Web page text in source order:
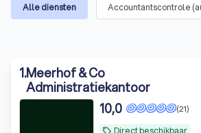
Alle diensten Accountantscontrole
1.Meerhof & Co
Administratiekantoor
local_offer Direct beschikbaar
(21)
10,0